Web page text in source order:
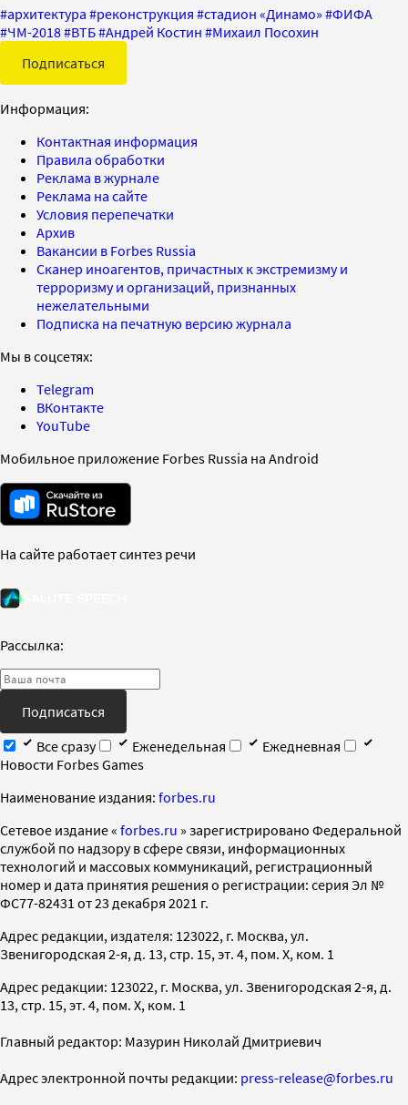
#архитектура #реконструкция #стадион «Динамо» #ФИФА
#ЧМ-2018#ВТБ#Андрей Костин #Михаил Посохин
Подписаться
Информация:
Контактная информация
Правила обработки
Реклама в журнале
Реклама на сайте
Условия перепечатки
Архив
Вакансии в Forbes Russia
Сканер иноагентов, причастных к экстремизму и
терроризму и организаций, признанных
нежелательными
Подписка на печатную версию журнала
Мы в соцсетях:
Telegram
ВКонтакте
YouTube
Мобильное приложение Forbes Russia на Android
На сайте работает синтез речи
Рассылка:
Подписаться
Все сразу
Еженедельная
Ежедневная
Новости Forbes Games
Наименование издания: forbes.ru
Cетевое издание « forbes.ru » зарегистрировано Федеральной
службой по надзору в сфере связи, информационных
технологий и массовых коммуникаций, регистрационный
номер и дата принятия решения о регистрации: серия Эл №
ФС77-82431 от 23 декабря 2021 г.
Адрес редакции, издателя: 123022, г. Москва, ул.
Звенигородская 2-я, д. 13, стр. 15, эт. 4, пом. X, ком. 1
Адрес редакции: 123022, г. Москва, ул. Звенигородская 2-я, д.
13, стр. 15, эт. 4, пом. X, ком. 1
Главный редактор: Мазурин Николай Дмитриевич
Адрес электронной почты редакции: press-release@forbes.ru